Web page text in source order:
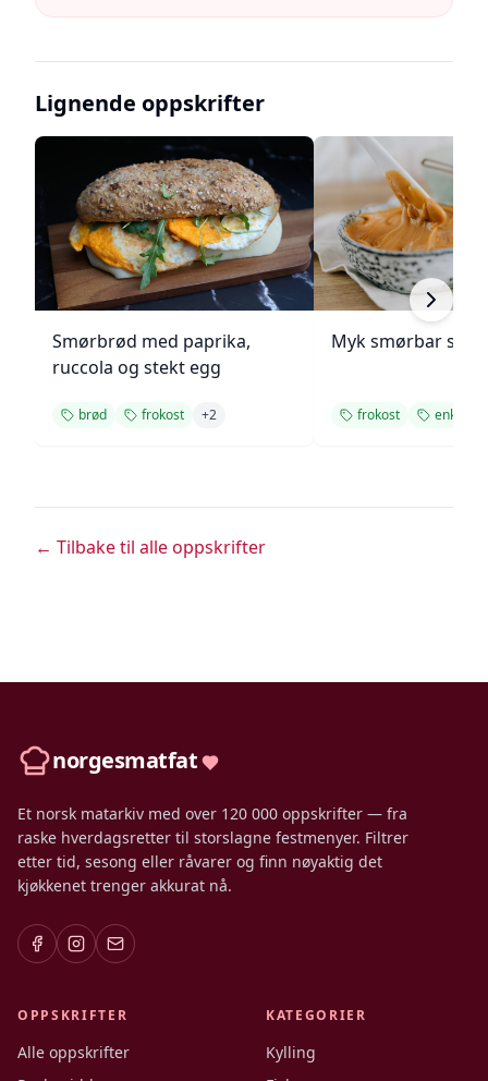
Lignende oppskrifter
Smørbrød med paprika,
ruccola og stekt egg
brød frokost +2
Myk smørbar
frokost enkelt
← Tilbake til alle oppskrifter
norgesmatfat
Et norsk matarkiv med over 120 000 oppskrifter — fra
raske hverdagsretter til storslagne festmenyer. Filtrer
etter tid, sesong eller råvarer og finn nøyaktig det
kjøkkenet trenger akkurat nå.
OPPSKRIFTER
Alle oppskrifter
KATEGORIER
Kylling